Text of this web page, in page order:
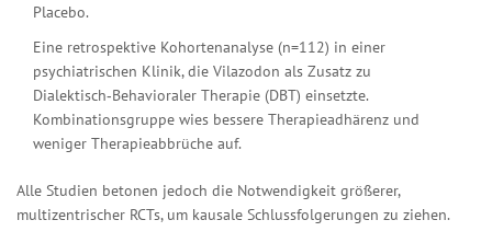
Placebo.
Eine retrospektive Kohortenanalyse (n=112) in einer
psychiatrischen Klinik, die Vilazodon als Zusatz zu
Dialektisch‑Behavioraler Therapie (DBT) einsetzte.
Kombinationsgruppe wies bessere Therapieadhärenz und
weniger Therapieabbrüche auf.
Alle Studien betonen jedoch die Notwendigkeit größerer,
multizentrischer RCTs, um kausale Schlussfolgerungen zu ziehen.